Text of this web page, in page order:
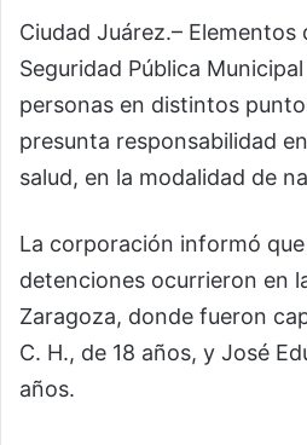
Ciudad Juárez.– Elementos
Seguridad Pública
personas en distintos
presunta responsabilidad
salud, en la modalidad de
La corporación informó
detenciones ocurrieron en
Zaragoza, donde fueron
C. H., de 18 años, y José
años.